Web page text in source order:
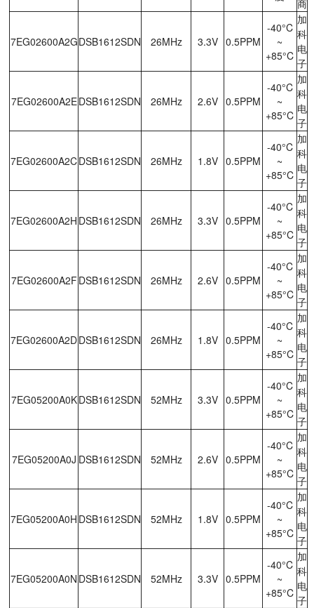
商
7EG02600A2GDSB1612SDN 26MHz 3.3V 0.5PPM
-40°C
~
+85°C
加
科
电
子
7EG02600A2EDSB1612SDN 26MHz 2.6V 0.5PPM
-40°C
~
+85°C
加
科
电
子
7EG02600A2CDSB1612SDN 26MHz 1.8V 0.5PPM
-40°C
~
+85°C
加
科
电
子
7EG02600A2H DSB1612SDN 26MHz 3.3V 0.5PPM
-40°C
~
+85°C
加
科
电
子
7EG02600A2F DSB1612SDN 26MHz 2.6V 0.5PPM
-40°C
~
+85°C
加
科
电
子
7EG02600A2DDSB1612SDN 26MHz 1.8V 0.5PPM
-40°C
~
+85°C
加
科
电
子
7EG05200A0KDSB1612SDN 52MHz 3.3V 0.5PPM
-40°C
~
+85°C
加
科
电
子
7EG05200A0J DSB1612SDN 52MHz 2.6V 0.5PPM
-40°C
~
+85°C
加
科
电
子
7EG05200A0H DSB1612SDN 52MHz 1.8V 0.5PPM
-40°C
~
+85°C
加
科
电
子
7EG05200A0N DSB1612SDN 52MHz 3.3V 0.5PPM
-40°C
~
+85°C
加
科
电
子